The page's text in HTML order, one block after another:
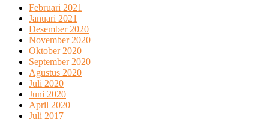
Februari 2021
Januari 2021
Desember 2020
November 2020
Oktober 2020
September 2020
Agustus 2020
Juli 2020
Juni 2020
April 2020
Juli 2017